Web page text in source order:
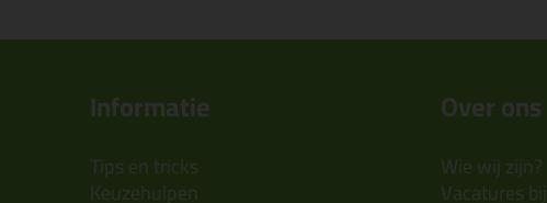
Informatie
Tips en tricks
Keuzehulpen
Over ons
Wie wij zijn?
Vacatures